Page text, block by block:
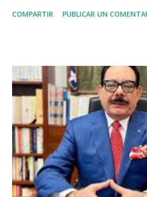
que el haitiano de inmediato se puso al
dinero, por lo que este a su vez se
momento oportuno para cometer el
según versiones el haitiano era adicto a
eso le pidió el dinero prestado. Las
comunitarios indican que el asesino
de sangre y que éste se bañó y de dejó
ensangrentada tirada en el lugar donde
ó la huida. Éste es solo uno de
cometidos por haiti...
COMPARTIR PUBLICAR UN